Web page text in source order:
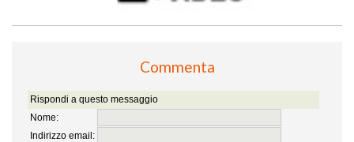
Commenta
Rispondi a questo messaggio
Nome:
Indirizzo email: